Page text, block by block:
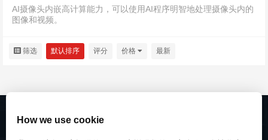
AI摄像头内嵌高计算能力，可以使用AI程序明智地处理摄像头内的
图像和视频。
筛选 默认排序 评分 价格 最新
How we use cookie